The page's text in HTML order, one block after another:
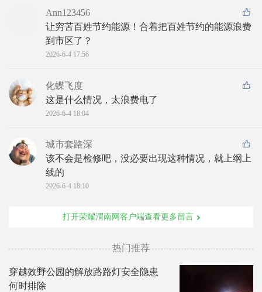
Ann123456
让穷苦百姓节约能源！合着把百姓节约的能源浪费
到市区了？
2026-6-4 17:56
化蝶飞度
这是什么情况，太浪费电了
2026-6-4 18:04
城市套路深
该不会是检修吧，没必要出现这种情况，就上纲上
线的
2026-6-4 18:10
打开荣耀渭南网客户端查看更多留言
热门推荐
穿越效野公园的解放路路灯安全隐患
何时排除